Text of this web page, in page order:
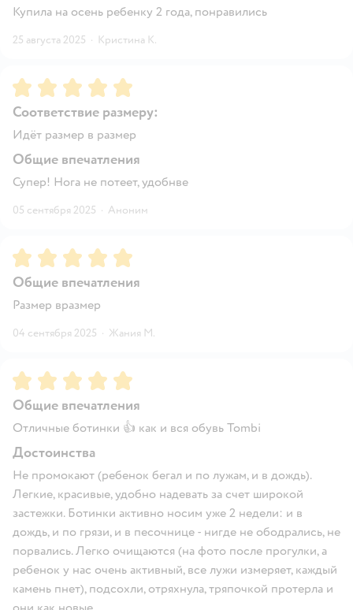
Купила на осень ребенку 2 года, понравились
25 августа 2025 · Кристина К.
Рейтинг:5
Соответствие размеру:
Идёт размер в размер
Общие впечатления
Супер! Нога не потеет, удобнве
05 сентября 2025 · Аноним
Рейтинг:5
Общие впечатления
Размер вразмер
04 сентября 2025 · Жания М.
Рейтинг:5
Общие впечатления
Отличные ботинки 👍 как и вся обувь Tombi
Достоинства
Не промокают (ребенок бегал и по лужам, и в дождь).
Легкие, красивые, удобно надевать за счет широкой
застежки. Ботинки активно носим уже 2 недели: и в
дождь, и по грязи, и в песочнице - нигде не ободрались, не
порвались. Легко очищаются (на фото после прогулки, а
ребенок у нас очень активный, все лужи измеряет, каждый
камень пнет), подсохли, отряхнула, тряпочкой протерла и